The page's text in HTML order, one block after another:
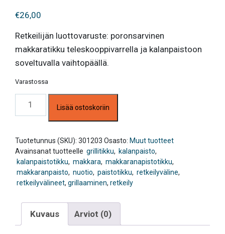
€26,00
Retkeilijän luottovaruste: poronsarvinen
makkaratikku teleskooppivarrella ja kalanpaistoon
soveltuvalla vaihtopäällä.
Varastossa
makkaratikku
vaihtopäällä,
Handicraft/
Reinola
määrä
Lisää ostoskoriin
Tuotetunnus (SKU): 301203 Osasto: Muut tuotteet
Avainsanat tuotteelle grillitikku, kalanpaisto,
kalanpaistotikku, makkara, makkaranapistotikku,
makkaranpaisto, nuotio, paistotikku, retkeilyväline,
retkeilyvälineet, grillaaminen, retkeily
Kuvaus Arviot (0)